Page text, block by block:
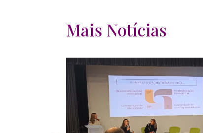
Mais Notícias